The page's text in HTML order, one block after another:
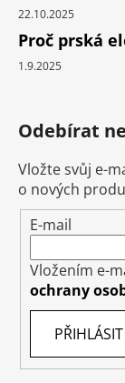
22.10.2025
Proč prská
1.9.2025
Odebírat
Vložte svůj e-
o nových
E-mail
Vložením e-
ochrany